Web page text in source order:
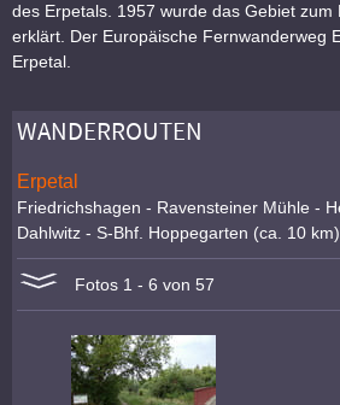
des Erpetals. 1957 wurde das Gebiet
erklärt. Der Europäische Fernwanderweg
Erpetal.
WANDERROUTEN
Erpetal
Friedrichshagen - Ravensteiner Mühle -
Dahlwitz - S-Bhf. Hoppegarten (ca. 10 km)
Fotos 1 - 6 von 57